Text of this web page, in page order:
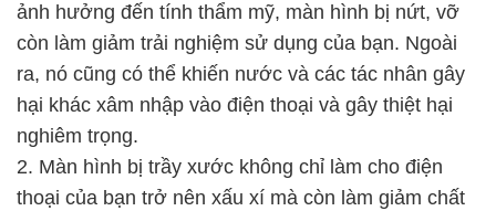
ảnh hưởng đến tính thẩm mỹ, màn hình bị nứt, vỡ
còn làm giảm trải nghiệm sử dụng của bạn. Ngoài
ra, nó cũng có thể khiến nước và các tác nhân gây
hại khác xâm nhập vào điện thoại và gây thiệt hại
nghiêm trọng.
2. Màn hình bị trầy xước không chỉ làm cho điện
thoại của bạn trở nên xấu xí mà còn làm giảm chất